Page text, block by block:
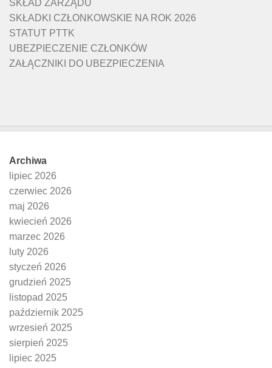
SKŁAD ZARZĄDU
SKŁADKI CZŁONKOWSKIE NA ROK 2026
STATUT PTTK
UBEZPIECZENIE CZŁONKÓW
ZAŁĄCZNIKI DO UBEZPIECZENIA
Archiwa
lipiec 2026
czerwiec 2026
maj 2026
kwiecień 2026
marzec 2026
luty 2026
styczeń 2026
grudzień 2025
listopad 2025
październik 2025
wrzesień 2025
sierpień 2025
lipiec 2025